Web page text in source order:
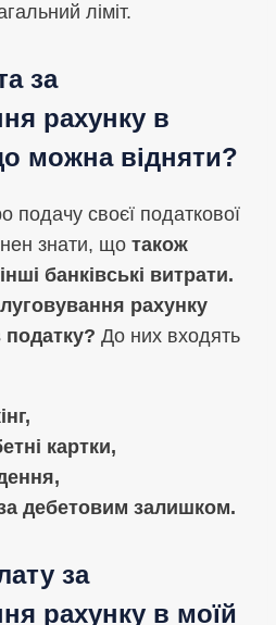
ліміт.
за
рахунку в
можна відняти?
своєї податкової
знати, що також
банківські витрати.
рахунку
податку? До них входять
картки,
дебетовим залишком.
за
рахунку в моїй